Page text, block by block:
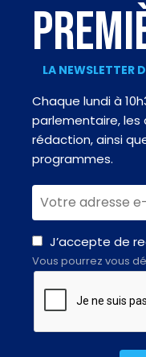
LA NEWSLETTER
Chaque lundi à
parlementaire, les
rédaction, ainsi
programmes.
J’accepte de
Vous pourrez vous